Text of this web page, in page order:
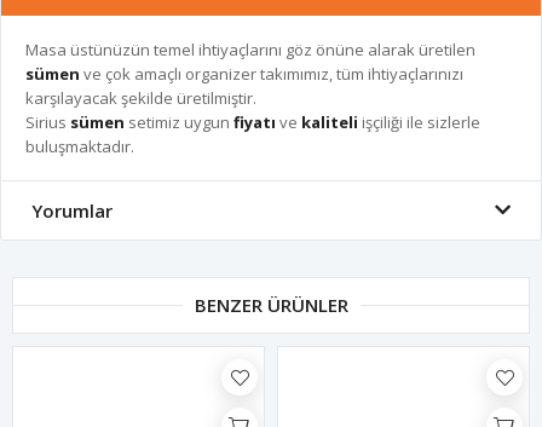
Masa üstünüzün temel ihtiyaçlarını göz önüne alarak üretilen
sümen ve çok amaçlı organizer takımımız, tüm ihtiyaçlarınızı
karşılayacak şekilde üretilmiştir.
Sirius sümen setimiz uygun fiyatı ve kaliteli işçiliği ile sizlerle
buluşmaktadır.
Yorumlar
BENZER ÜRÜNLER